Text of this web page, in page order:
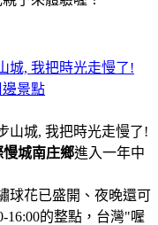
城, 我把時光走慢了!
景點
慢城南庄鄉進入一年中
球花已盛開、夜晚還可
16:00的整點，台灣"喔